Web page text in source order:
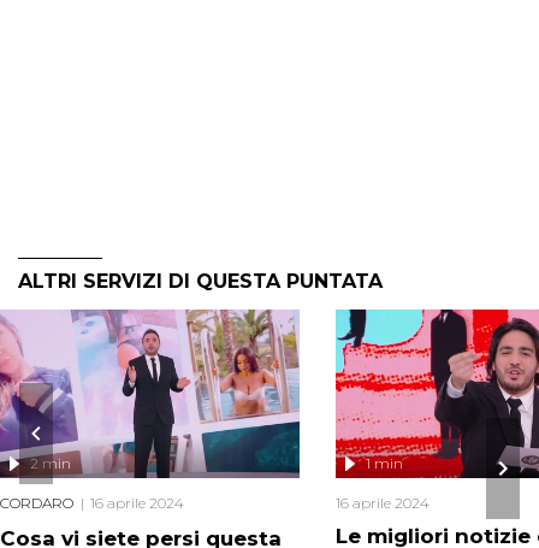
ALTRI SERVIZI DI QUESTA PUNTATA
Cosa vi siete persi questa
2 min
CORDARO 16 aprile 2024
Le migliori notizie
1 min
16 aprile 2024